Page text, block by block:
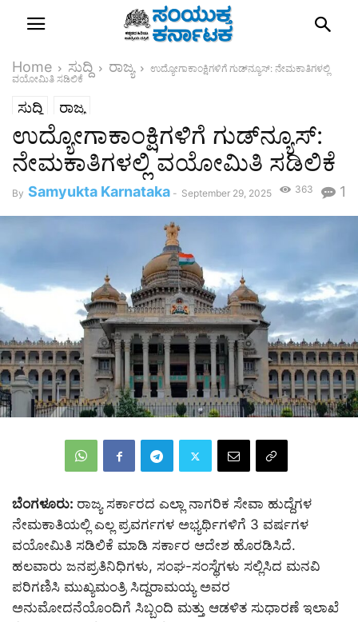
Home ಸುದ್ದಿ ರಾಜ್ಯ
ಉದ್ಯೋಗಾಕಾಂಕ್ಷಿಗಳಿಗೆ ಗುಡ್‌ನ್ಯೂಸ್: ನೇಮಕಾತಿಗಳಲ್ಲಿ
ವಯೋಮಿತಿ ಸಡಿಲಿಕೆ
ಸುದ್ದಿ ರಾಜ್ಯ
ಉದ್ಯೋಗಾಕಾಂಕ್ಷಿಗಳಿಗೆ ಗುಡ್‌ನ್ಯೂಸ್:
ನೇಮಕಾತಿಗಳಲ್ಲಿ ವಯೋಮಿತಿ ಸಡಿಲಿಕೆ
By Samyukta Karnataka - September 29, 2025 1
363
ಬೆಂಗಳೂರು: ರಾಜ್ಯ ಸರ್ಕಾರದ ಎಲ್ಲಾ ನಾಗರಿಕ ಸೇವಾ ಹುದ್ದೆಗಳ
ನೇಮಕಾತಿಯಲ್ಲಿ ಎಲ್ಲ ಪ್ರವರ್ಗಗಳ ಅಭ್ಯರ್ಥಿಗಳಿಗೆ 3 ವರ್ಷಗಳ
ವಯೋಮಿತಿ ಸಡಿಲಿಕೆ ಮಾಡಿ ಸರ್ಕಾರ ಆದೇಶ ಹೊರಡಿಸಿದೆ.
ಹಲವಾರು ಜನಪ್ರತಿನಿಧಿಗಳು, ಸಂಘ-ಸಂಸ್ಥೆಗಳು ಸಲ್ಲಿಸಿದ ಮನವಿ
ಪರಿಗಣಿಸಿ ಮುಖ್ಯಮಂತ್ರಿ ಸಿದ್ದರಾಮಯ್ಯ ಅವರ
ಅನುಮೋದನೆಯೊಂದಿಗೆ ಸಿಬ್ಬಂದಿ ಮತ್ತು ಆಡಳಿತ ಸುಧಾರಣೆ ಇಲಾಖೆ